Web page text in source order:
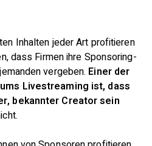
Inhalten jeder Art profitieren
dass Firmen ihre Sponsoring-
vergeben. Einer der
Livestreaming ist, dass
bekannter Creator sein